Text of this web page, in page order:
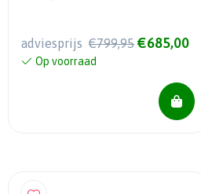
adviesprijs €799,95 €685,00
Op voorraad